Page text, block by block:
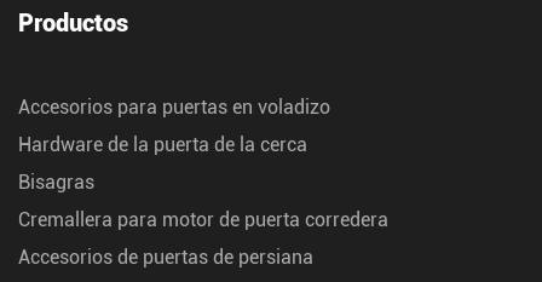
Productos
Accesorios para puertas en voladizo
Hardware de la puerta de la cerca
Bisagras
Cremallera para motor de puerta corredera
Accesorios de puertas de persiana